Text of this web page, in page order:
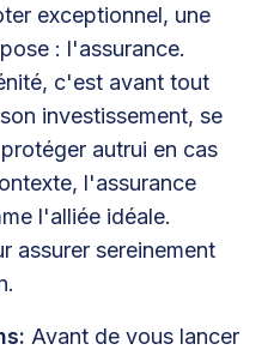
exceptionnel, une
: l'assurance.
c'est avant tout
investissement, se
autrui en cas
l'assurance
l'alliée idéale.
assurer sereinement
Avant de vous lancer